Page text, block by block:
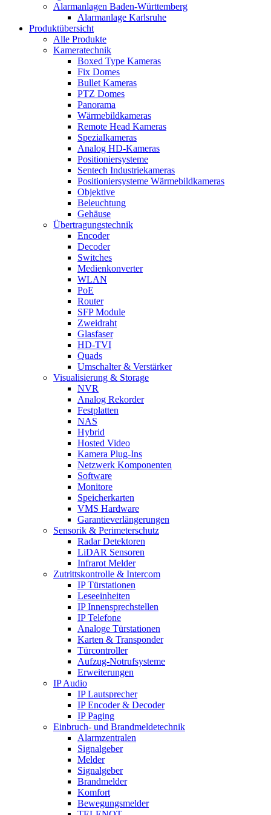
Alarmanlagen Baden-Württemberg
Alarmanlage Karlsruhe
Produktübersicht
Alle Produkte
Kameratechnik
Boxed Type Kameras
Fix Domes
Bullet Kameras
PTZ Domes
Panorama
Wärmebildkameras
Remote Head Kameras
Spezialkameras
Analog HD-Kameras
Positioniersysteme
Sentech Industriekameras
Positioniersysteme Wärmebildkameras
Objektive
Beleuchtung
Gehäuse
Übertragungstechnik
Encoder
Decoder
Switches
Medienkonverter
WLAN
PoE
Router
SFP Module
Zweidraht
Glasfaser
HD-TVI
Quads
Umschalter & Verstärker
Visualisierung & Storage
NVR
Analog Rekorder
Festplatten
NAS
Hybrid
Hosted Video
Kamera Plug-Ins
Netzwerk Komponenten
Software
Monitore
Speicherkarten
VMS Hardware
Garantieverlängerungen
Sensorik & Perimeterschutz
Radar Detektoren
LiDAR Sensoren
Infrarot Melder
Zutrittskontrolle & Intercom
IP Türstationen
Leseeinheiten
IP Innensprechstellen
IP Telefone
Analoge Türstationen
Karten & Transponder
Türcontroller
Aufzug-Notrufsysteme
Erweiterungen
IP Audio
IP Lautsprecher
IP Encoder & Decoder
IP Paging
Einbruch- und Brandmeldetechnik
Alarmzentralen
Signalgeber
Melder
Signalgeber
Brandmelder
Komfort
Bewegungsmelder